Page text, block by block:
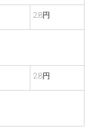
2.8円
2.8円